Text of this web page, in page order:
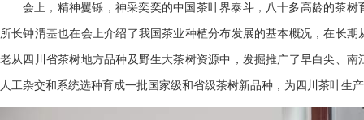
会上，精神矍铄，神采奕奕的中国茶叶界泰斗，八十多高龄的茶树
所长钟渭基也在会上介绍了我国茶业种植分布发展的基本概况，在长
老从四川省茶树地方品种及野生大茶树资源中，发掘推广了早白尖、南
人工杂交和系统选种育成一批国家级和省级茶树新品种，为四川茶叶生